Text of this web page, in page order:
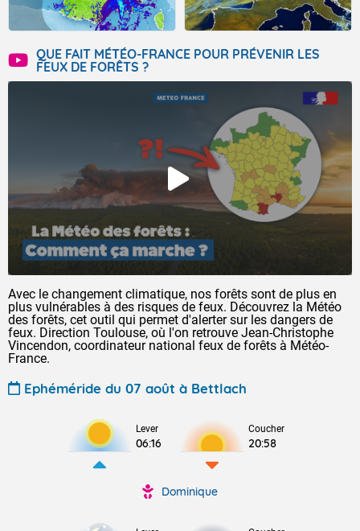
QUE FAIT MÉTÉO-FRANCE POUR PRÉVENIR LES
FEUX DE FORÊTS ?
Avec le changement climatique, nos forêts sont de plus en
plus vulnérables à des risques de feux. Découvrez la Météo
des forêts, cet outil qui permet d'alerter sur les dangers de
feux. Direction Toulouse, où l'on retrouve Jean-Christophe
Vincendon, coordinateur national feux de forêts à Météo-
France.
Ephéméride du 07 août à Bettlach
Lever
06:16
Coucher
20:58
Dominique